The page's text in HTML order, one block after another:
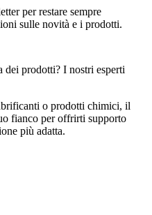
per restare sempre
sulle novità e i prodotti.
dei prodotti? I nostri esperti
o prodotti chimici, il
fianco per offrirti supporto
più adatta.